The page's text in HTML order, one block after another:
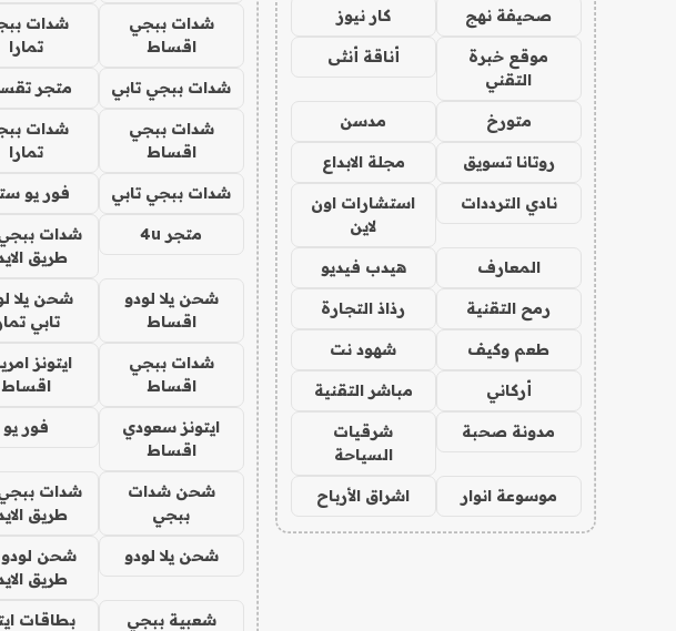
صحيفة نهج كار نيوز
موقع خبرة
التقني
أناقة أنثى
متورخ مدسن
روتانا تسويق مجلة الابداع
نادي الترددات
استشارات اون
لاين
المعارف هيدب فيديو
رمح التقنية رذاذ التجارة
طعم وكيف شهود نت
أركاني مباشر التقنية
مدونة صحبة
شرقيات
السياحة
موسوعة انوار اشراق الأرباح
شدات ببجي
اقساط
شدات
تمارا
شدات ببجي تابي متجر
شدات ببجي
اقساط
شدات
تمارا
شدات ببجي تابي فور يو
متجر 4u
شدات
طريق
شحن يلا لودو
اقساط
شحن يلا
تابي
شدات ببجي
اقساط
ايتونز
اقساط
ايتونز سعودي
اقساط
فور يو
شحن شدات
ببجي
شدات
طريق
شحن يلا لودو
شحن
طريق
شعبية ببجي بطاقات